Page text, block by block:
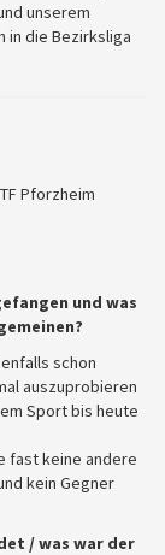
unserem
in die Bezirksliga
Pforzheim
und was
schon
auszuprobieren
Sport bis heute
fast keine andere
kein Gegner
/ was war der